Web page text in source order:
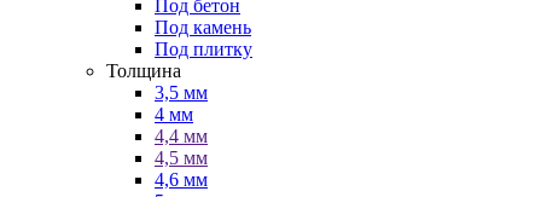
Под бетон
Под камень
Под плитку
Толщина
3,5 мм
4 мм
4,4 мм
4,5 мм
4,6 мм